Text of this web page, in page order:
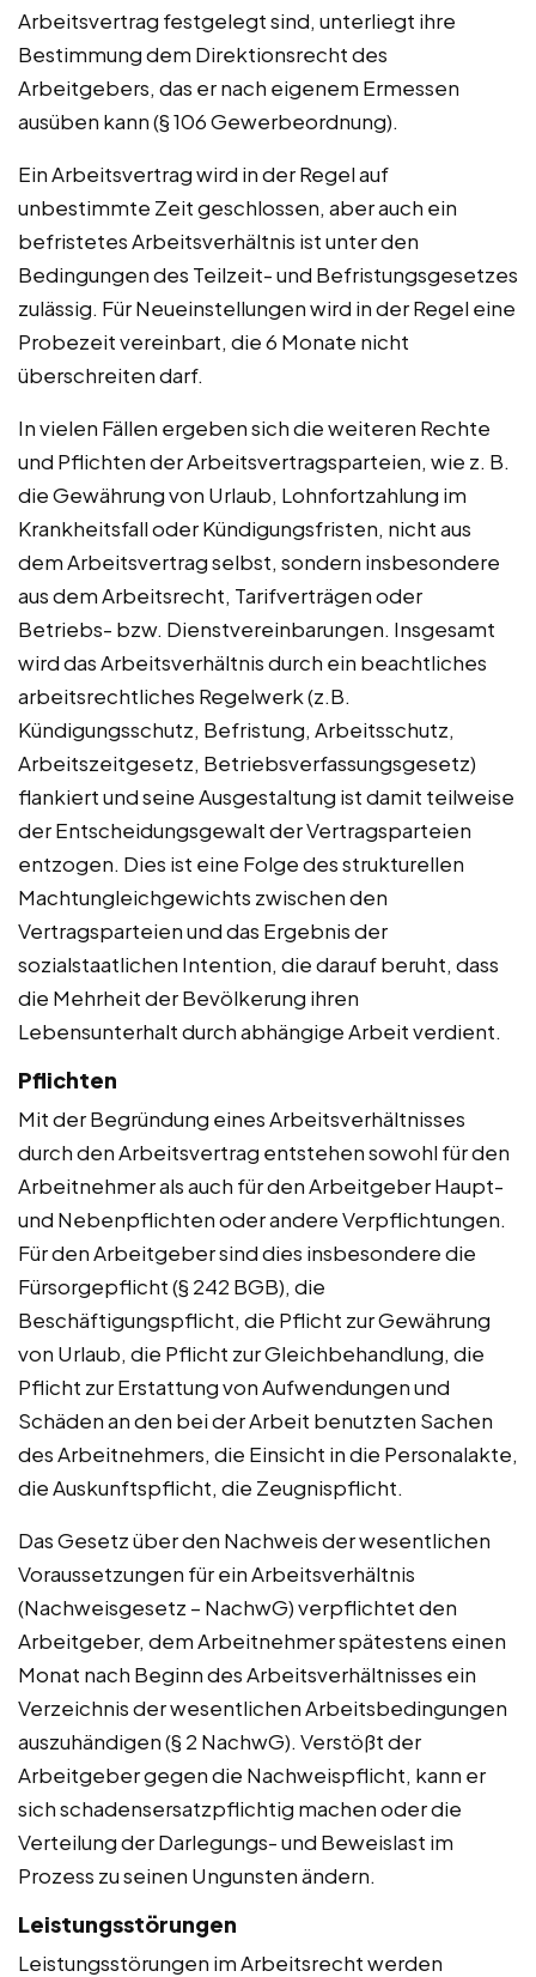
Arbeitsvertrag festgelegt sind, unterliegt ihre
Bestimmung dem Direktionsrecht des
Arbeitgebers, das er nach eigenem Ermessen
ausüben kann (§ 106 Gewerbeordnung).
Ein Arbeitsvertrag wird in der Regel auf
unbestimmte Zeit geschlossen, aber auch ein
befristetes Arbeitsverhältnis ist unter den
Bedingungen des Teilzeit- und Befristungsgesetzes
zulässig. Für Neueinstellungen wird in der Regel eine
Probezeit vereinbart, die 6 Monate nicht
überschreiten darf.
In vielen Fällen ergeben sich die weiteren Rechte
und Pflichten der Arbeitsvertragsparteien, wie z. B.
die Gewährung von Urlaub, Lohnfortzahlung im
Krankheitsfall oder Kündigungsfristen, nicht aus
dem Arbeitsvertrag selbst, sondern insbesondere
aus dem Arbeitsrecht, Tarifverträgen oder
Betriebs- bzw. Dienstvereinbarungen. Insgesamt
wird das Arbeitsverhältnis durch ein beachtliches
arbeitsrechtliches Regelwerk (z.B.
Kündigungsschutz, Befristung, Arbeitsschutz,
Arbeitszeitgesetz, Betriebsverfassungsgesetz)
flankiert und seine Ausgestaltung ist damit teilweise
der Entscheidungsgewalt der Vertragsparteien
entzogen. Dies ist eine Folge des strukturellen
Machtungleichgewichts zwischen den
Vertragsparteien und das Ergebnis der
sozialstaatlichen Intention, die darauf beruht, dass
die Mehrheit der Bevölkerung ihren
Lebensunterhalt durch abhängige Arbeit verdient.
Pflichten
Mit der Begründung eines Arbeitsverhältnisses
durch den Arbeitsvertrag entstehen sowohl für den
Arbeitnehmer als auch für den Arbeitgeber Haupt-
und Nebenpflichten oder andere Verpflichtungen.
Für den Arbeitgeber sind dies insbesondere die
Fürsorgepflicht (§ 242 BGB), die
Beschäftigungspflicht, die Pflicht zur Gewährung
von Urlaub, die Pflicht zur Gleichbehandlung, die
Pflicht zur Erstattung von Aufwendungen und
Schäden an den bei der Arbeit benutzten Sachen
des Arbeitnehmers, die Einsicht in die Personalakte,
die Auskunftspflicht, die Zeugnispflicht.
Das Gesetz über den Nachweis der wesentlichen
Voraussetzungen für ein Arbeitsverhältnis
(Nachweisgesetz – NachwG) verpflichtet den
Arbeitgeber, dem Arbeitnehmer spätestens einen
Monat nach Beginn des Arbeitsverhältnisses ein
Verzeichnis der wesentlichen Arbeitsbedingungen
auszuhändigen (§ 2 NachwG). Verstößt der
Arbeitgeber gegen die Nachweispflicht, kann er
sich schadensersatzpflichtig machen oder die
Verteilung der Darlegungs- und Beweislast im
Prozess zu seinen Ungunsten ändern.
Leistungsstörungen
Leistungsstörungen im Arbeitsrecht werden